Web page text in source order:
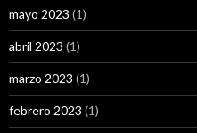
mayo 2023 (1)
abril 2023 (1)
marzo 2023 (1)
febrero 2023 (1)